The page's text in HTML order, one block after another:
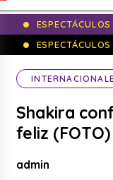
ESPECTÁCULOS
ESPECTÁCULOS
Shakira
feliz (FOTO)
admin